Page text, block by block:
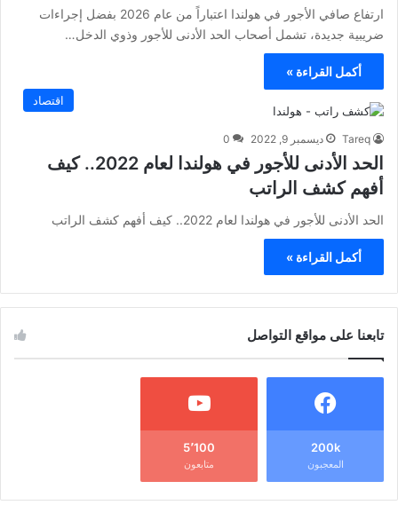
ارتفاع صافي الأجور في هولندا اعتباراً من عام 2026 بفضل إجراءات
ضريبية جديدة، تشمل أصحاب الحد الأدنى للأجور وذوي الدخل…
أكمل القراءة »
اقتصاد
Tareq ديسمبر 9, 2022 0
الحد الأدنى للأجور في هولندا لعام 2022.. كيف
أفهم كشف الراتب
الحد الأدنى للأجور في هولندا لعام 2022.. كيف أفهم كشف الراتب
أكمل القراءة »
تابعنا على مواقع التواصل
200k
المعجبون
5٬100
متابعون